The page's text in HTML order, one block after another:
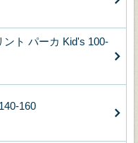
ト パーカ Kid's 100-
160